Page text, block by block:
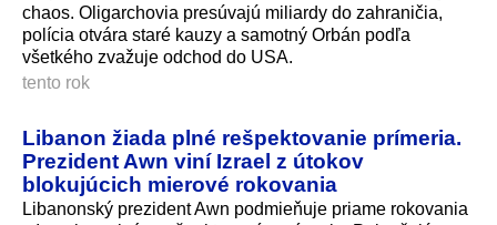
chaos. Oligarchovia presúvajú miliardy do zahraničia,
polícia otvára staré kauzy a samotný Orbán podľa
všetkého zvažuje odchod do USA.
tento rok
Libanon žiada plné rešpektovanie prímeria.
Prezident Awn viní Izrael z útokov
blokujúcich mierové rokovania
Libanonský prezident Awn podmieňuje priame rokovania